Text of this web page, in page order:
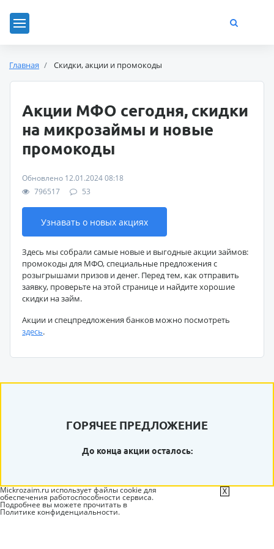
Главная Скидки, акции и промокоды
Акции МФО сегодня, скидки
на микрозаймы и новые
промокоды
Обновлено 12.01.2024 08:18
796517
53
Узнавать о новых акциях
Здесь мы собрали самые новые и выгодные акции займов:
промокоды для МФО, специальные предложения с
розыгрышами призов и денег. Перед тем, как отправить
заявку, проверьте на этой странице и найдите хорошие
скидки на займ.
Акции и спецпредложения банков можно посмотреть
здесь.
ГОРЯЧЕЕ ПРЕДЛОЖЕНИЕ
До конца акции осталось:
Mickrozaim.ru использует файлы cookie для
обеспечения работоспособности сервиса.
Подробнее вы можете прочитать в
Политике конфиденциальности.
X